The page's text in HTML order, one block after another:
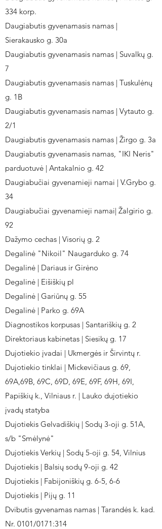
334 korp.
Daugiabutis gyvenamasis namas |
Sierakausko g. 30a
Daugiabutis gyvenamasis namas | Suvalkų g.
7
Daugiabutis gyvenamasis namas | Tuskulėnų
g. 1B
Daugiabutis gyvenamasis namas | Vytauto g.
2/1
Daugiabutis gyvenamasis namas | Žirgo g. 3a
Daugiabutis gyvenamasis namas, "IKI Neris"
parduotuvė | Antakalnio g. 42
Daugiabučiai gyvenamieji namai | V.Grybo g.
34
Daugiabučiai gyvenamieji namai| Žalgirio g.
92
Dažymo cechas | Visorių g. 2
Degalinė "Nikoil" Naugarduko g. 74
Degalinė | Dariaus ir Girėno
Degalinė | Eišiškių pl
Degalinė | Gariūnų g. 55
Degalinė | Parko g. 69A
Diagnostikos korpusas | Santariškių g. 2
Direktoriaus kabinetas | Siesikų g. 17
Dujotiekio įvadai | Ukmergės ir Širvintų r.
Dujotiekio tinklai | Mickevičiaus g. 69,
69A,69B, 69C, 69D, 69E, 69F, 69H, 69I,
Papiškių k., Vilniaus r. | Lauko dujotiekio
įvadų statyba
Dujotiekis Gelvadiškių | Sodų 3-oji g. 51A,
s/b "Smėlynė"
Dujotiekis Verkių | Sodų 5-oji g. 54, Vilnius
Dujotiekis | Balsių sodų 9-oji g. 42
Dujotiekis | Fabijoniškių g. 6-5, 6-6
Dujotiekis | Pijų g. 11
Dvibutis gyvenamas namas | Tarandės k. kad.
Nr. 0101/0171:314